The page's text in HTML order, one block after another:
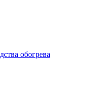
обогрева